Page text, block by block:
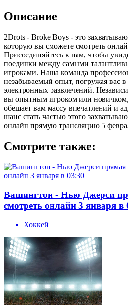
Описание
2Drots - Broke Boys - это
которую вы сможете смотреть
Присоединяйтесь к нам, чтобы
поединки между самыми
игроками. Наша команда
незабываемый опыт, погружая вас
электронных развлечений.
вы опытным игроком или
обещает вам массу впечатлений и
шанс стать частью этого
онлайн прямую трансляцию 5
Смотрите также:
Вашингтон - Нью Джерси
смотреть онлайн 3 января в
Хоккей